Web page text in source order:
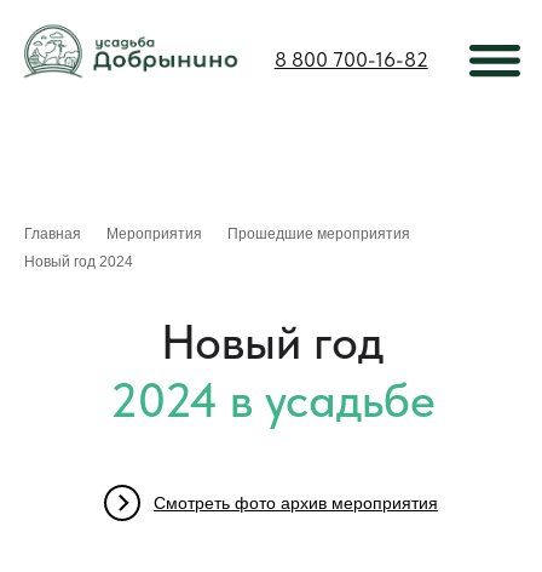
Главная Мероприятия Прошедшие мероприятия
Новый год 2024
Новый год
2024 в усадьбе
Смотреть фото архив мероприятия